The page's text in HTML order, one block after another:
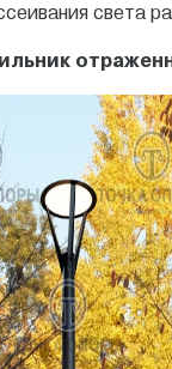
света